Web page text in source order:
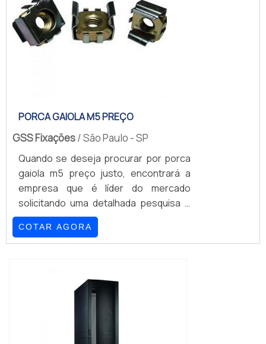
garante o que há de melhor...
PORCA GAIOLA M5 PREÇO
GSS Fixações/ São Paulo - SP
Quando se deseja procurar por porca
gaiola m5 preço justo, encontrará a
empresa que é líder do mercado
solicitando uma detalhada pesquisa e
conhecendo a líder em
qualidade.Quando o tema é porca
gaiola m5 preço acessível, com a
cliente poderá contar ótima qualidade
com otimização de processos, visando
PREÇO JUSTO E ACESSÍVELA GSS
COTAR AGORA